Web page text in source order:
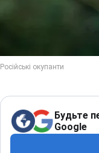
Будьте
Google